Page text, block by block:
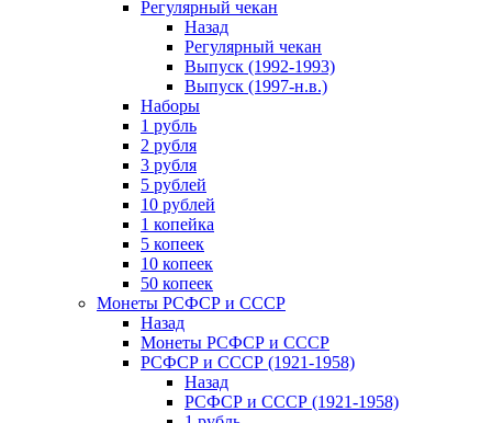
Регулярный чекан
Назад
Регулярный чекан
Выпуск (1992-1993)
Выпуск (1997-н.в.)
Наборы
1 рубль
2 рубля
3 рубля
5 рублей
10 рублей
1 копейка
5 копеек
10 копеек
50 копеек
Монеты РСФСР и СССР
Назад
Монеты РСФСР и СССР
РСФСР и СССР (1921-1958)
Назад
РСФСР и СССР (1921-1958)